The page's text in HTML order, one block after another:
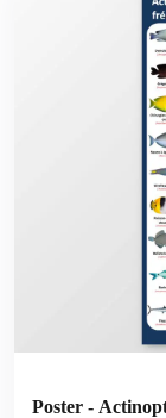
Poster -